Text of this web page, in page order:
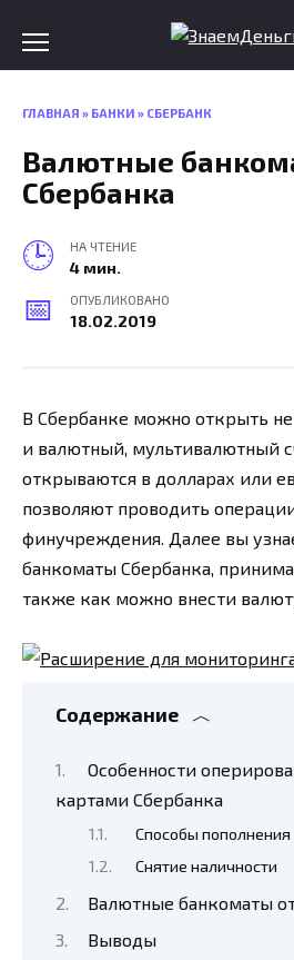
content
ГЛАВНАЯ » БАНКИ » СБЕРБАНК
Валютные
Сбербанка
НА ЧТЕНИЕ
4 мин.
ОПУБЛИКОВАНО
18.02.2019
В Сбербанке можно открыть
и валютный, мультивалютный
открываются в долларах или
позволяют проводить
финучреждения. Далее вы
банкоматы Сбербанка,
также как можно внести
Содержание
Особенности
картами Сбербанка
Способы пополнения
Снятие наличности
Валютные банкоматы
Выводы